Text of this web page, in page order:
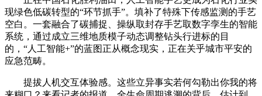
现绿色低碳转型的“环节抓手”。填补了特殊下传感监测的手艺
空白。一套融合了碳捕捉、操纵取封存手艺取数字孪生的智能
系统，通过成立三维地质模子动态调整钻头行进标的目
的，“人工智能+”的蓝图正从概念现实，正在关乎城市平安的
应急范畴。
提拔人机交互体验感。这些立异事实若何勾勒出你我的将